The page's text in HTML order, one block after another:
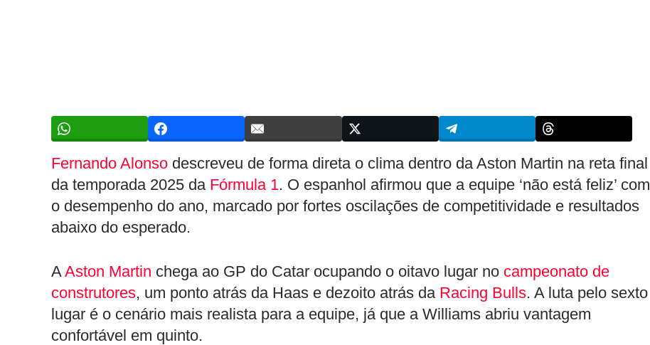
Fernando Alonso descreveu de forma direta o clima dentro da Aston Martin na reta final
da temporada 2025 da Fórmula 1. O espanhol afirmou que a equipe ‘não está feliz’ com
o desempenho do ano, marcado por fortes oscilações de competitividade e resultados
abaixo do esperado.
AAston Martin chega ao GP do Catar ocupando o oitavo lugar no campeonato de
construtores, um ponto atrás da Haas e dezoito atrás da Racing Bulls. A luta pelo sexto
lugar é o cenário mais realista para a equipe, já que a Williams abriu vantagem
confortável em quinto.